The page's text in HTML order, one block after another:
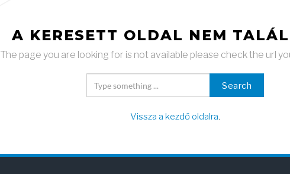
A KERESETT OLDAL NEM
The page you are looking for is not available please check the url
Search
Vissza a kezdő oldalra.